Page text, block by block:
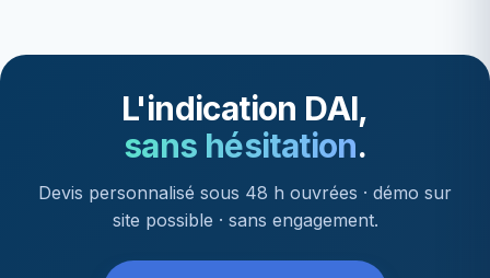
L'indication DAI,
sans hésitation.
Devis personnalisé sous 48 h ouvrées · démo sur
site possible · sans engagement.